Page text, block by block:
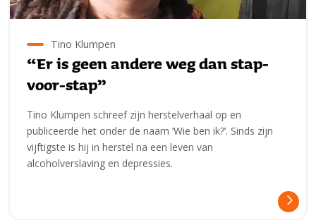
Tino Klumpen
“Er is geen andere weg dan stap-
voor-stap”
Tino Klumpen schreef zijn herstelverhaal op en
publiceerde het onder de naam ‘Wie ben ik?’. Sinds zijn
vijftigste is hij in herstel na een leven van
alcoholverslaving en depressies.